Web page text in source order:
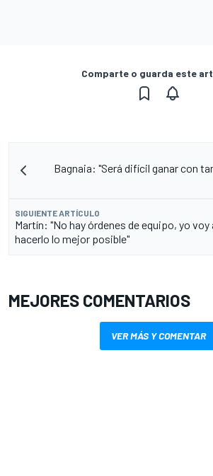
Comparte o guarda este
Bagnaia: "Será difícil ganar con
SIGUIENTE ARTÍCULO
Martín: "No hay órdenes de equipo, yo voy
hacerlo lo mejor posible"
MEJORES COMENTARIOS
VER MÁS Y COMENTAR